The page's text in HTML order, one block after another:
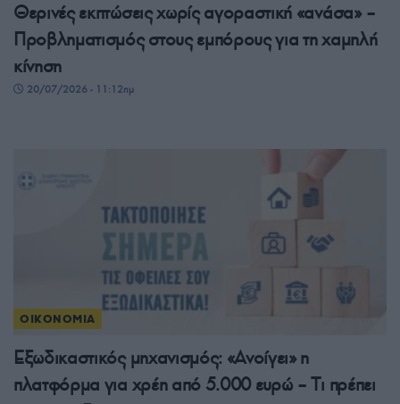
Θερινές εκπτώσεις χωρίς αγοραστική «ανάσα» –
Προβληματισμός στους εμπόρους για τη χαμηλή
κίνηση
20/07/2026 - 11:12πμ
ΟΙΚΟΝΟΜΙΑ
Εξωδικαστικός μηχανισμός: «Ανοίγει» η
πλατφόρμα για χρέη από 5.000 ευρώ – Tι πρέπει